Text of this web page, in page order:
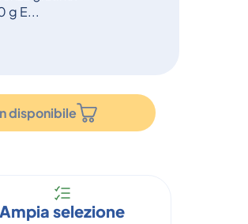
g E...
disponibile
Ampia selezione